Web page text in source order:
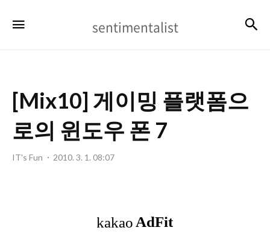
sentimentalist
[Mix10] 게이밍 플랫폼으
로의 윈도우 폰 7
IT's Fun 2010. 3. 1. 08:07